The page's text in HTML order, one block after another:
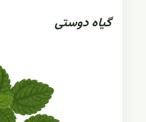
گیاه دوستی